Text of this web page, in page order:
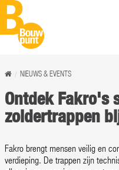
NIEUWS & EVENTS
Ontdek Fakro's
zoldertrappen
Fakro brengt mensen veilig en
verdieping. De trappen zijn